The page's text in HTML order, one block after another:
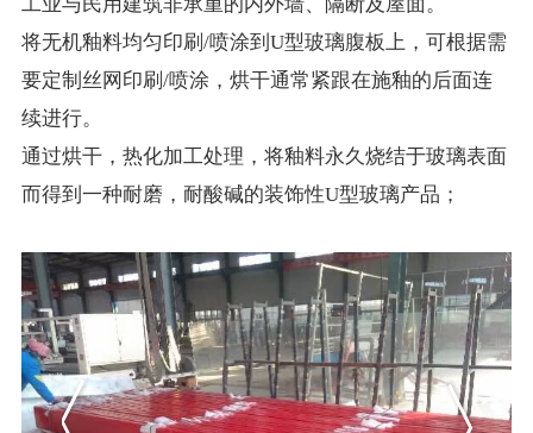
将无机釉料均匀印刷/喷涂到U型玻璃腹板上，可根据需
要定制丝网印刷/喷涂，烘干通常紧跟在施釉的后面连
续进行。
通过烘干，热化加工处理，将釉料永久烧结于玻璃表面
而得到一种耐磨，耐酸碱的装饰性U型玻璃产品；